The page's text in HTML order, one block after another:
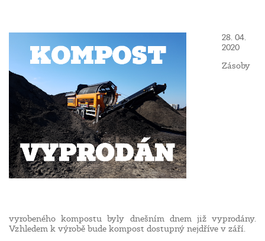
28. 04.
2020
Zásoby
vyrobeného kompostu byly dnešním dnem již vyprodány.
Vzhledem k výrobě bude kompost dostupný nejdříve v září.